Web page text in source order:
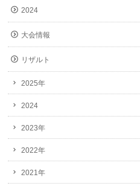
2024
大会情報
リザルト
2025年
2024
2023年
2022年
2021年